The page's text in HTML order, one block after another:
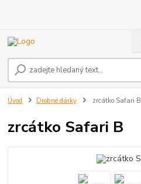
Úvod Drobné dárky zrcátko Safari B
zrcátko Safari B